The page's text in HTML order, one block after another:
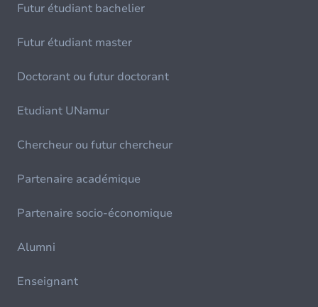
Futur étudiant bachelier
Futur étudiant master
Doctorant ou futur doctorant
Etudiant UNamur
Chercheur ou futur chercheur
Partenaire académique
Partenaire socio-économique
Alumni
Enseignant